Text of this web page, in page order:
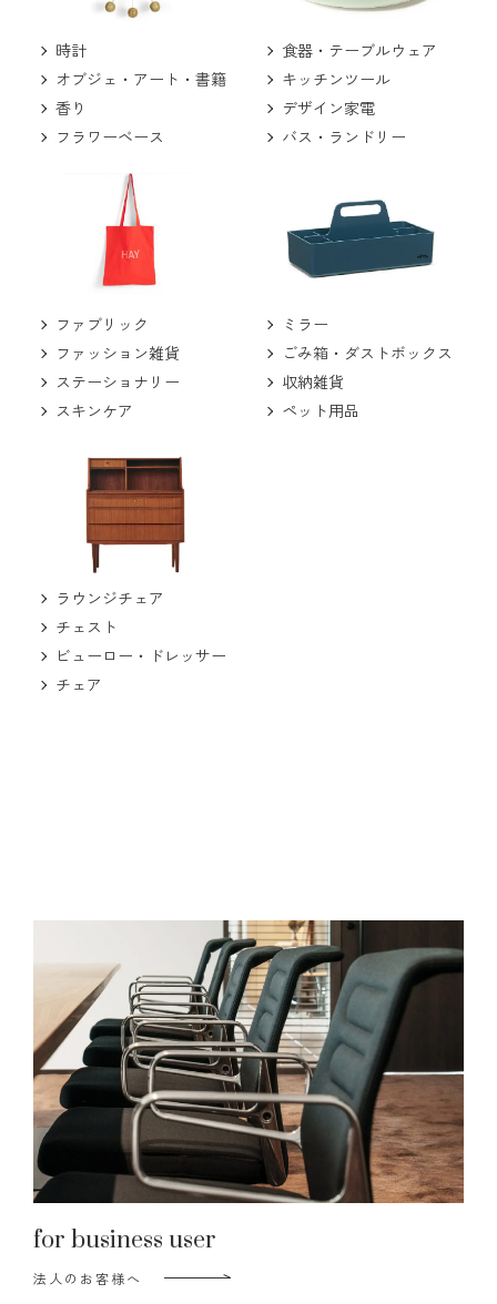
時計
オブジェ・アート・書籍
香り
フラワーベース
食器・テーブルウェア
キッチンツール
デザイン家電
バス・ランドリー
ファブリック
ファッション雑貨
ステーショナリー
スキンケア
ミラー
ごみ箱・ダストボックス
収納雑貨
ペット用品
ラウンジチェア
チェスト
ビューロー・ドレッサー
チェア
for business user
法人のお客様へ